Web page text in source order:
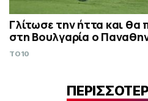
Γλίτωσε την ήττα και θα
στη Βουλγαρία ο
TO10